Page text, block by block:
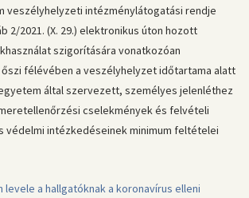
veszélyhelyzeti intézménylátogatási rendje
2/2021. (X. 29.) elektronikus úton hozott
szigorítására vonatkozóan
őszi félévében a veszélyhelyzet időtartama alatt
által szervezett, személyes jelenléthez
cselekmények és felvételi
védelmi intézkedéseinek minimum feltételei
levele a hallgatóknak a koronavírus elleni